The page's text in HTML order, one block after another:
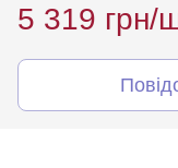
5 319 грн/